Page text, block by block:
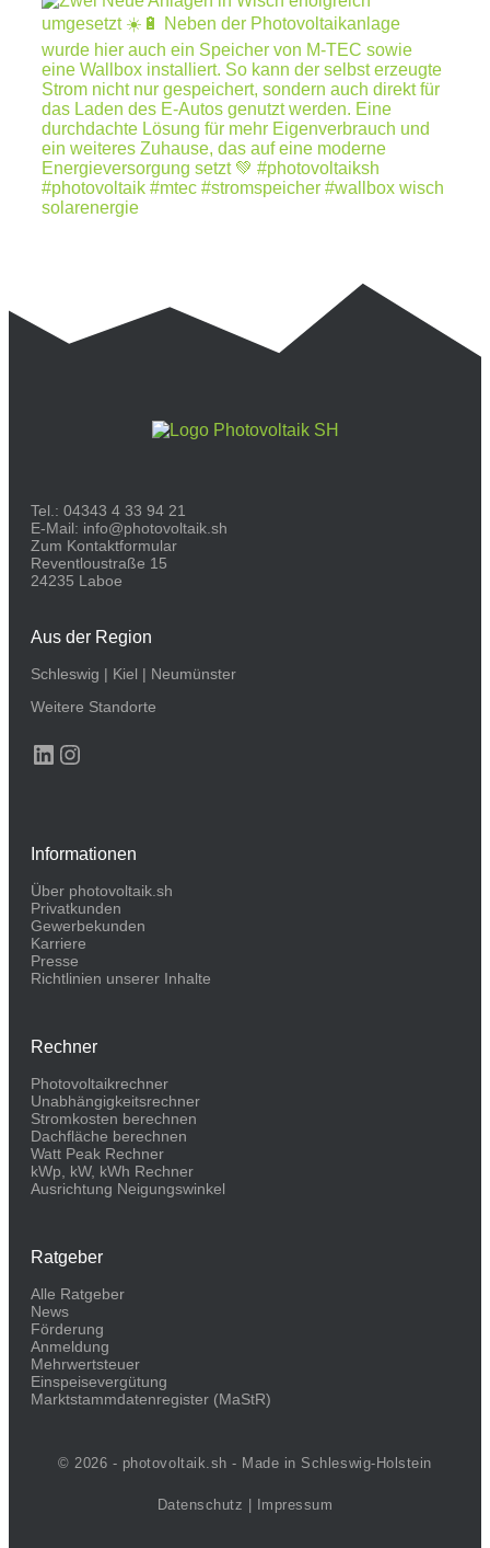
Tel.: 04343 4 33 94 21
E-Mail: info@photovoltaik.sh
Zum Kontaktformular
Reventloustraße 15
24235 Laboe
Aus der Region
Schleswig | Kiel | Neumünster
Weitere Standorte
LinkedIn
Instagram
Informationen
Über photovoltaik.sh
Privatkunden
Gewerbekunden
Karriere
Presse
Richtlinien unserer Inhalte
Rechner
Photovoltaikrechner
Unabhängigkeitsrechner
Stromkosten berechnen
Dachfläche berechnen
Watt Peak Rechner
kWp, kW, kWh Rechner
Ausrichtung Neigungswinkel
Ratgeber
Alle Ratgeber
News
Förderung
Anmeldung
Mehrwertsteuer
Einspeisevergütung
Marktstammdaten­register (MaStR)
© 2026 - photovoltaik.sh - Made in Schleswig-Holstein
Datenschutz | Impressum